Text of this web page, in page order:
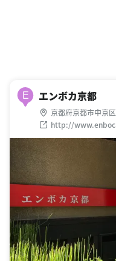
E エンボカ京都
京都府京都市中京
http://